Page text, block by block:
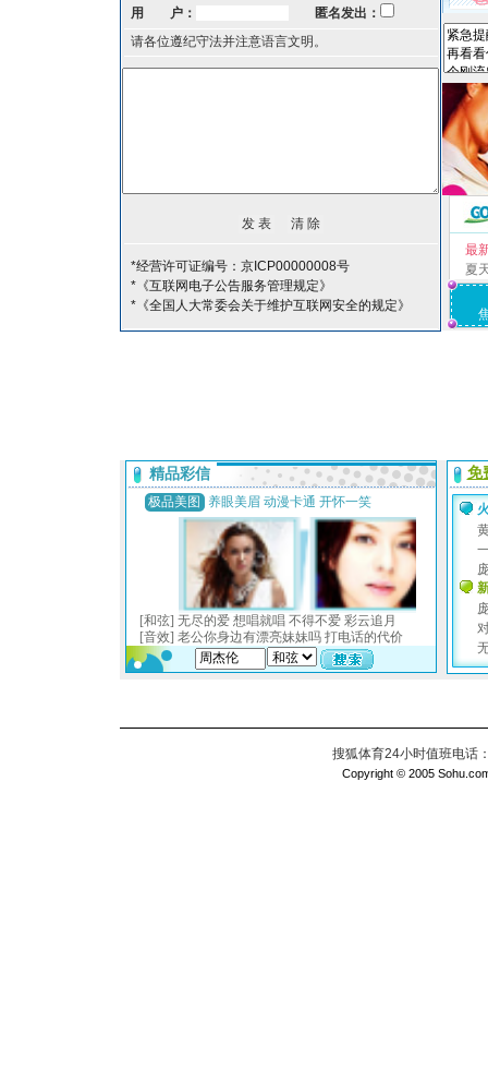
用 户：
匿名发出：
请各位遵纪守法并注意语言文明。
*经营许可证编号：京ICP00000008号
*《互联网电子公告服务管理规定》
*《全国人大常委会关于维护互联网安全的规定》
最
夏
搜狐体育24小时值班电话
Copyright © 2005